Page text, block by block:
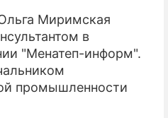
Миримская
в
"Менатеп-информ".
промышленности